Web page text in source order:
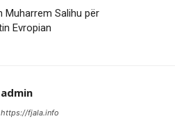
Muharrem Salihu për
Evropian
admin
https://fjala.info